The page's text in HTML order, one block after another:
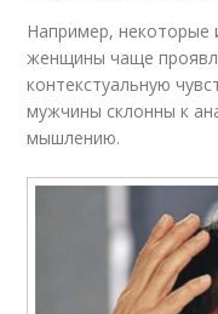
Например, некоторые
женщины чаще
контекстуальную
мужчины склонны к
мышлению.